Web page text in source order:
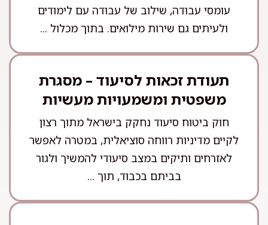
עומסי עבודה, שילוב של עבודה עם לימודים
ולעיתים גם שירות מילואים. בתוך מכלול ...
תעודת זכאות לסיעוד – מסגרת
משפטית ומשמעויות מעשיות
חוק ביטוח סיעוד נחקק בישראל מתוך רצון
לקיים מדיניות רווחה סוציאלית, במטרה לאפשר
לאזרחים ותיקים במצב סיעודי להמשיך ולגור
בביתם בכבוד, תוך ...